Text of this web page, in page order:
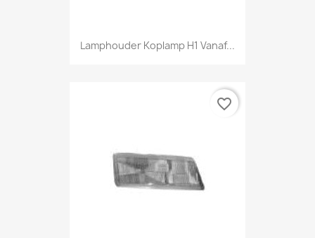
Lamphouder Koplamp H1 Vanaf...
favorite_border